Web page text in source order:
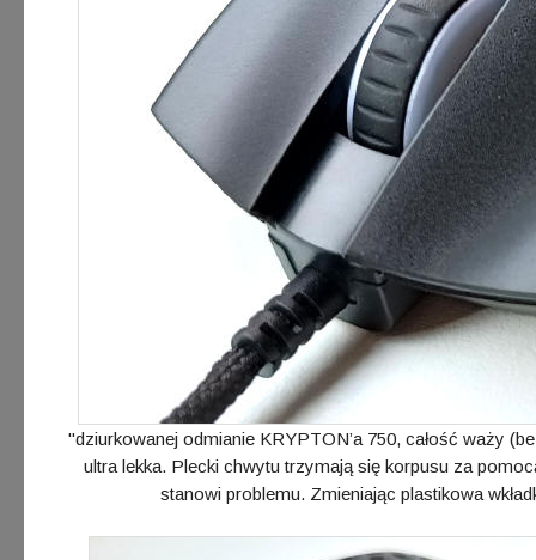
"dziurkowanej odmianie KRYPTON’a 750, całość waży
ultra lekka. Plecki chwytu trzymają się korpusu za
stanowi problemu. Zmieniając plastikowa